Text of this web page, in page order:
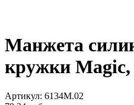
Манжета
кружки
Артикул: 6134M.02